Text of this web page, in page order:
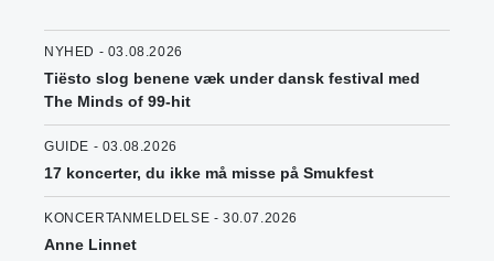
NYHED - 03.08.2026
Tiësto slog benene væk under dansk festival med
The Minds of 99-hit
GUIDE - 03.08.2026
17 koncerter, du ikke må misse på Smukfest
KONCERTANMELDELSE - 30.07.2026
Anne Linnet